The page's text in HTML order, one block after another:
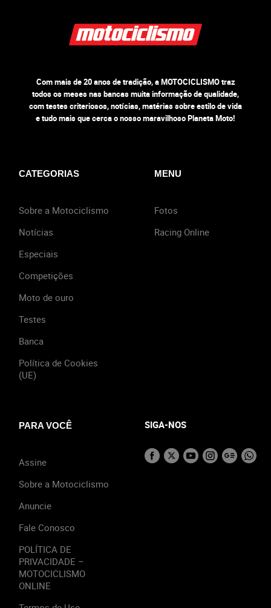
Com mais de 20 anos de tradição, a MOTOCICLISMO traz
todos os meses nas bancas muita informação de qualidade,
com testes criteriosos, notícias, matérias sobre estilo de vida
e tudo mais que cerca o nosso maravilhoso Planeta Moto!
CATEGORIAS
Sobre a Motociclismo
Notícias
Especiais
Competições
Moto de ouro
Testes
Banca
Política de Cookies
(UE)
MENU
Fotos
Racing Online
PARA VOCÊ
Assine
Sobre a Motociclismo
Anuncie
Fale Conosco
POLÍTICA DE
PRIVACIDADE –
MOTOCICLISMO
ONLINE
SIGA-NOS